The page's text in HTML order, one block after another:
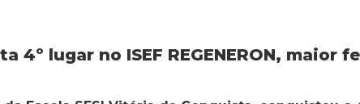
4º lugar no ISEF REGENERON, maior